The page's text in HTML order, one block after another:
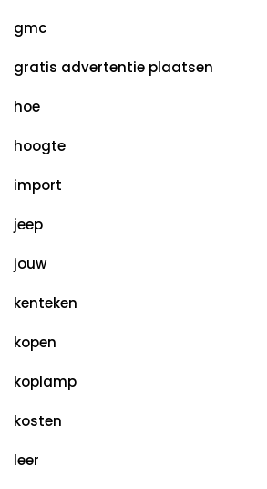
gmc
gratis advertentie plaatsen
hoe
hoogte
import
jeep
jouw
kenteken
kopen
koplamp
kosten
leer